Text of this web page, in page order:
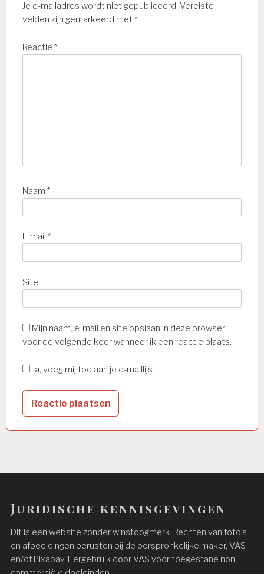
Je e-mailadres wordt niet gepubliceerd. Vereiste
velden zijn gemarkeerd met *
Reactie *
Naam *
E-mail *
Site
Mijn naam, e-mail en site opslaan in deze browser
voor de volgende keer wanneer ik een reactie plaats.
Ja, voeg mij toe aan je e-maillijst
Juridische kennisgevingen
Dit is een website zonder winstoogmerk. Rechten van foto’s
en afbeeldingen berusten bij de oorspronkelijke maker, VAS
en/of Pixabay. Hergebruik door VAS voor toegestane non-